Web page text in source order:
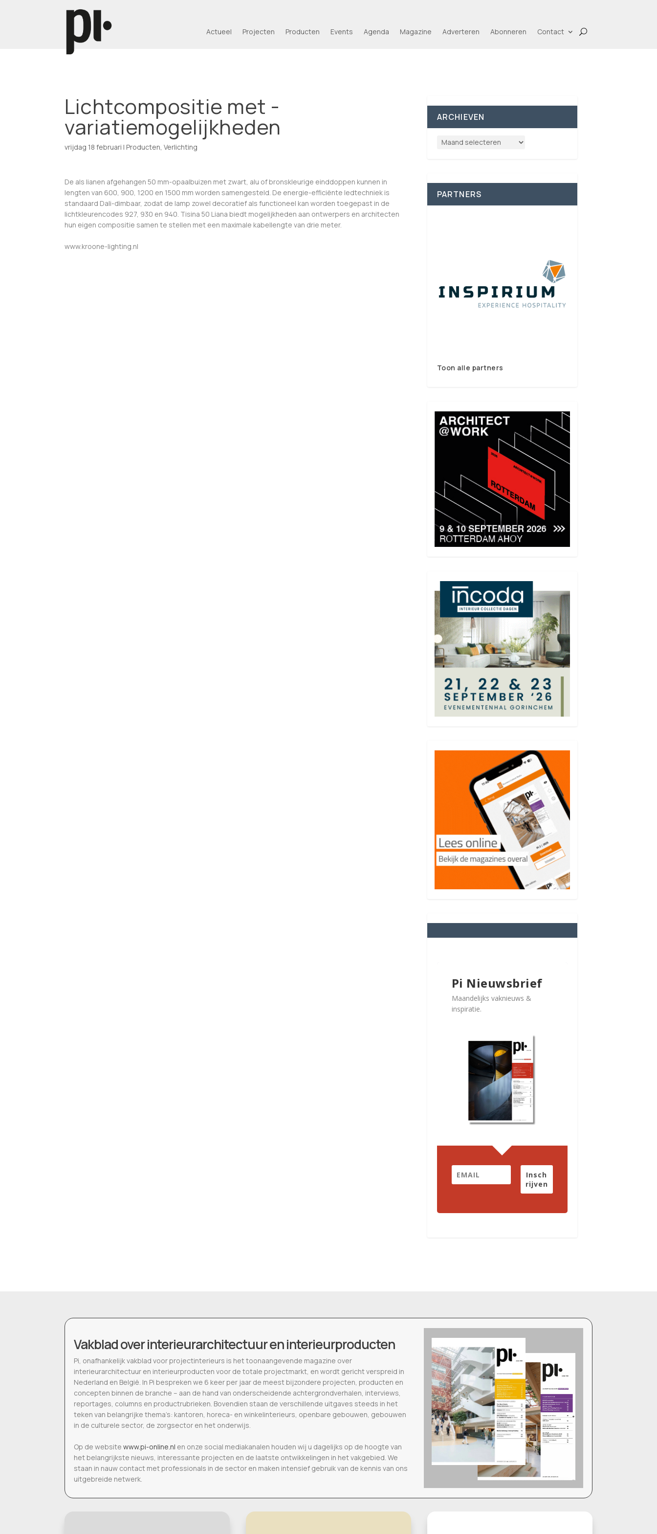
Actueel Projecten Producten Events Agenda Magazine Adverteren Abonneren Contact
Lichtcompositie met ­
variatiemogelijkheden
vrijdag 18 februari | Producten Verlichting
De als lianen afgehangen 50 mm-opaalbuizen met zwart, alu of bronskleurige einddoppen kunnen in
lengten van 600, 900, 1200 en 1500 mm worden samengesteld. De energie-efficiënte ledtechniek is
standaard Dali-dimbaar, zodat de lamp zowel decoratief als functioneel kan worden toegepast in de
lichtkleurencodes 927, 930 en 940. Tisina 50 Liana biedt mogelijkheden aan ontwerpers en architecten
hun eigen compositie samen te stellen met een maximale kabellengte van drie meter.
www.kroone-lighting.nl
ARCHIEVEN
PARTNERS
Toon alle partners
Pi Nieuwsbrief
Maandelijks vaknieuws &
inspiratie.
Insch
rijven
Vakblad over interieurarchitectuur en interieurproducten
Pi, onafhankelijk vakblad voor projectinterieurs is het toonaangevende magazine over
interieurarchitectuur en interieurproducten voor de totale projectmarkt, en wordt gericht verspreid in
Nederland en België. In Pi bespreken we 6 keer per jaar de meest bijzondere projecten, producten en
concepten binnen de branche – aan de hand van onderscheidende achtergrondverhalen, interviews,
reportages, columns en productrubrieken. Bovendien staan de verschillende uitgaves steeds in het
teken van belangrijke thema’s: kantoren, horeca- en winkelinterieurs, openbare gebouwen, gebouwen
in de culturele sector, de zorgsector en het onderwijs.
Op de website www.pi-online.nl en onze social mediakanalen houden wij u dagelijks op de hoogte van
het belangrijkste nieuws, interessante projecten en de laatste ontwikkelingen in het vakgebied. We
staan in nauw contact met professionals in de sector en maken intensief gebruik van de kennis van ons
uitgebreide netwerk.